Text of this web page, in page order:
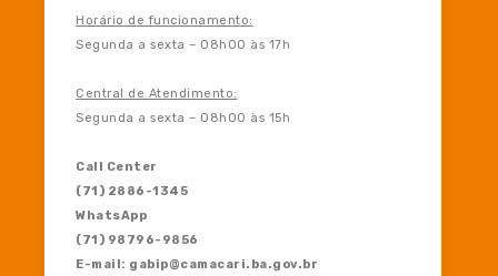
Horário de funcionamento:
Segunda a sexta – 08h00 às 17h
Central de Atendimento:
Segunda a sexta – 08h00 às 15h
Call Center
(71) 2886-1345
WhatsApp
(71) 98796-9856
E-mail: gabip@camacari.ba.gov.br